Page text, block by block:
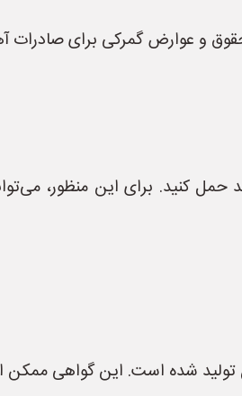
و عوارض گمرکی برای صادرات
حمل کنید. برای این منظور،
شده است. این گواهی